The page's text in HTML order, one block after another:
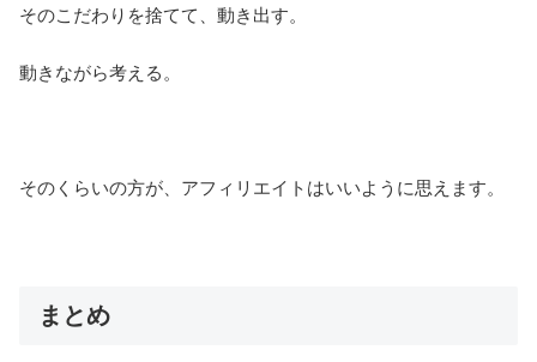
そのこだわりを捨てて、動き出す。
動きながら考える。
そのくらいの方が、アフィリエイトはいいように思えます。
まとめ